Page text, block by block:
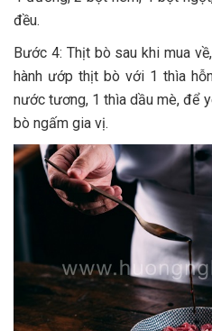
đều.
Bước 4: Thịt bò sau khi mua
hành ướp thịt bò với 1 thìa
nước tương, 1 thìa dầu mè, để
bò ngấm gia vị.